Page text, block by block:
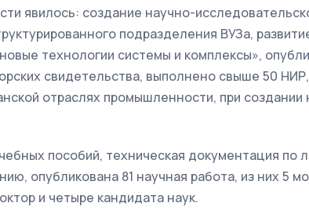
явилось: создание научно-
подразделения ВУЗа,
технологии системы и комплексы»,
свидетельства, выполнено свыше 50
отраслях промышленности, при создании
пособий, техническая документация по
опубликована 81 научная работа, из них 5
и четыре кандидата наук.